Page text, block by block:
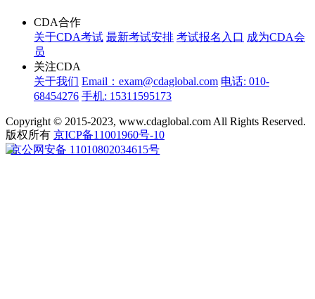
CDA合作
关于CDA考试 最新考试安排 考试报名入口 成为CDA会
员
关注CDA
关于我们 Email：exam@cdaglobal.com 电话: 010-
68454276 手机: 15311595173
Copyright © 2015-2023, www.cdaglobal.com All Rights Reserved.
版权所有 京ICP备11001960号-10
京公网安备 11010802034615号